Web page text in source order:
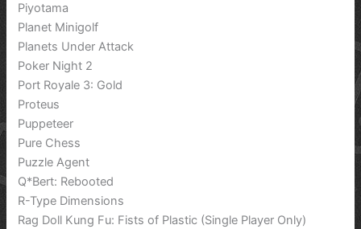
Piyotama
Planet Minigolf
Planets Under Attack
Poker Night 2
Port Royale 3: Gold
Proteus
Puppeteer
Pure Chess
Puzzle Agent
Q*Bert: Rebooted
R-Type Dimensions
Rag Doll Kung Fu: Fists of Plastic (Single Player Only)